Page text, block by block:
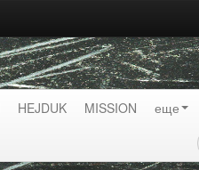
HEJDUK MISSION еще